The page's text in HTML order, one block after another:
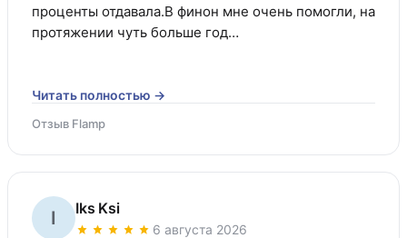
проценты отдавала.В финон мне очень помогли, на
протяжении чуть больше год…
Читать полностью →
Отзыв Flamp
I Iks Ksi
6 августа 2026